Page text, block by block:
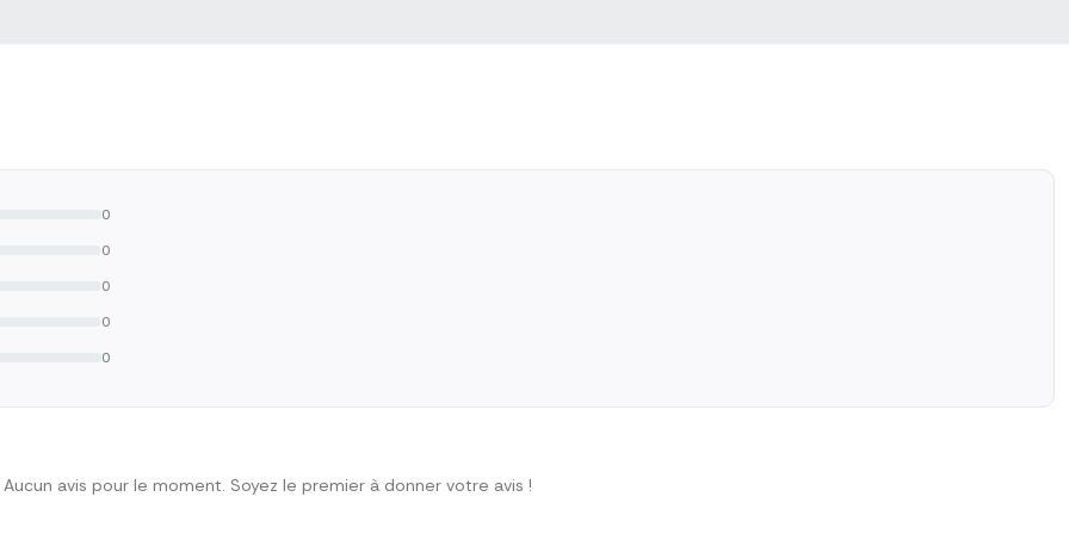
0
0
0
0
0
Aucun avis pour le moment. Soyez le premier à donner votre avis !